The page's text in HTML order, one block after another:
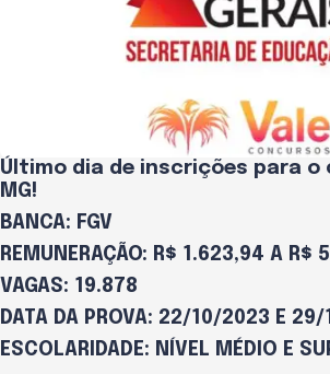
Último dia de inscrições para o
MG!
BANCA: FGV
REMUNERAÇÃO: R$ 1.623,94 A R$
VAGAS: 19.878
DATA DA PROVA: 22/10/2023 E
ESCOLARIDADE: NÍVEL MÉDIO E